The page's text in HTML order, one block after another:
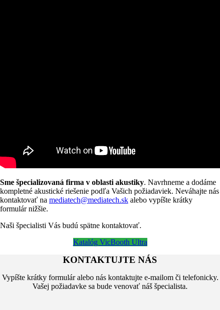
Sme špecializovaná firma v oblasti akustiky. Navrhneme a dodáme
kompletné akustické riešenie podľa Vašich požiadaviek. Neváhajte nás
kontaktovať na mediatech@mediatech.sk alebo vypíšte krátky
formulár nižšie.
Naši špecialisti Vás budú spätne kontaktovať.
Katalóg VicBooth Ultra
KONTAKTUJTE NÁS
Vypíšte krátky formulár alebo nás kontaktujte e-mailom či telefonicky.
Vašej požiadavke sa bude venovať náš špecialista.